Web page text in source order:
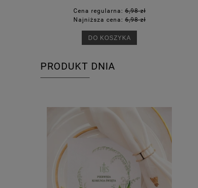
Cena regularna:6,98 zł
Najniższa cena:6,98 zł
DO KOSZYKA
PRODUKT DNIA